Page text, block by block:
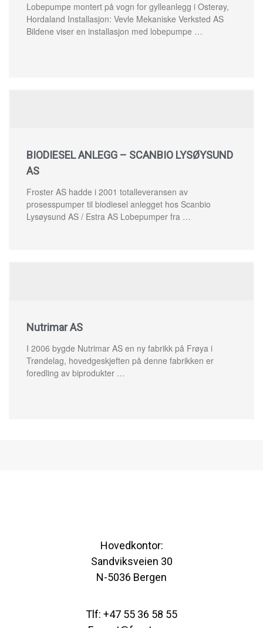
Lobepumpe montert på vogn for gylleanlegg i Osterøy,
Hordaland Installasjon: Vevle Mekaniske Verksted AS
Bildene viser en installasjon med lobepumpe …
BIODIESEL ANLEGG – SCANBIO LYSØYSUND
AS
Froster AS hadde i 2001 totalleveransen av
prosesspumper til biodiesel anlegget hos Scanbio
Lysøysund AS / Estra AS Lobepumper fra …
Nutrimar AS
I 2006 bygde Nutrimar AS en ny fabrikk på Frøya i
Trøndelag, hovedgeskjeften på denne fabrikken er
foredling av biprodukter …
Hovedkontor:
Sandviksveien 30
N-5036 Bergen
Tlf: +47 55 36 58 55